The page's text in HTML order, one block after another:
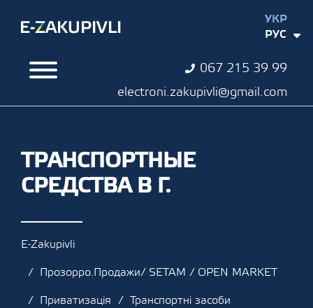
067 215 39 99
electroni.zakupivli@gmail.com
УКР
РУС
ТРАНСПОРТНЫЕ
СРЕДСТВА В Г.
E-Zakupivli
Прозорро.Продажи/ SETAM / OPEN MARKET
Приватизація
Транспортні засоби